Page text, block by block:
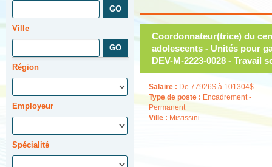
Ville
Région
Employeur
Spécialité
Coordonnateur(trice) du
adolescents - Unités pour
DEV-M-2223-0028 - Travail
Salaire : De 77926$ à 101304$
Type de poste : Encadrement -
Permanent
Ville : Mistissini